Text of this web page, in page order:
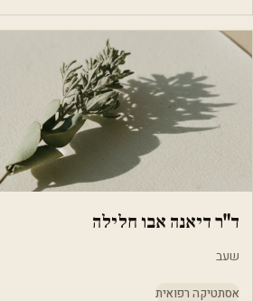
ד"ר דיאנה אבו חלילה
שעב
אסתטיקה רפואית